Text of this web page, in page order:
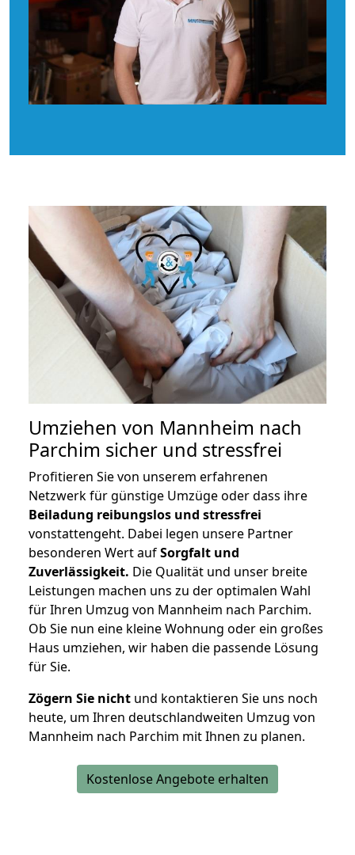
Umziehen von Mannheim nach
Parchim sicher und stressfrei
Profitieren Sie von unserem erfahrenen
Netzwerk für günstige Umzüge oder dass ihre
Beiladung reibungslos und stressfrei
vonstattengeht. Dabei legen unsere Partner
besonderen Wert aufSorgfalt und
Zuverlässigkeit. Die Qualität und unser breite
Leistungen machen uns zu der optimalen Wahl
für Ihren Umzug von Mannheim nach Parchim.
Ob Sie nun eine kleine Wohnung oder ein großes
Haus umziehen, wir haben die passende Lösung
für Sie.
Zögern Sie nicht und kontaktieren Sie uns noch
heute, um Ihren deutschlandweiten Umzug von
Mannheim nach Parchim mit Ihnen zu planen.
Kostenlose Angebote erhalten